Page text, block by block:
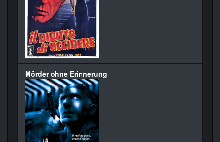
Mörder ohne Erinnerung